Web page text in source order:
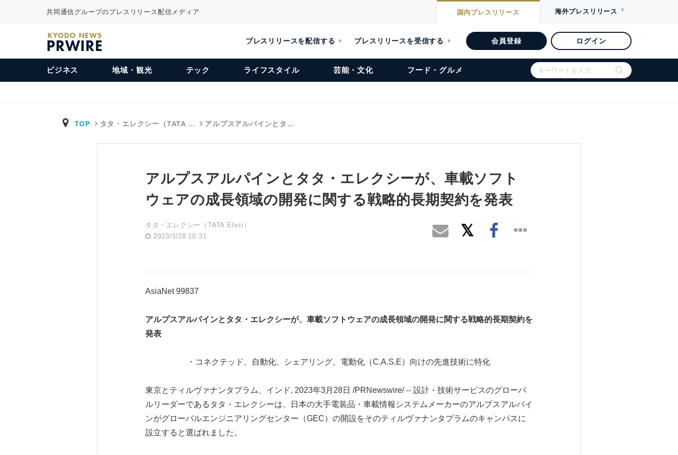
共同通信グループのプレスリリース配信メディア 国内プレスリリース 海外プレスリリース
KYODO NEWS
PRWIRE プレスリリースを配信する プレスリリースを受信する 会員登録 ログイン
ビジネス 地域・観光 テック ライフスタイル 芸能・文化 フード・グルメ
TOP タタ・エレクシー（TATA … アルプスアルパインとタ…
アルプスアルパインとタタ・エレクシーが、車載ソフト
ウェアの成長領域の開発に関する戦略的長期契約を発表
タタ・エレクシー（TATA Elxsi）
2023/3/28 10:31
AsiaNet 99837
アルプスアルパインとタタ・エレクシーが、車載ソフトウェアの成長領域の開発に関する戦略的長期契約を
発表
・コネクテッド、自動化、シェアリング、電動化（C.A.S.E）向けの先進技術に特化
東京とティルヴァナンタプラム、インド, 2023年3月28日 /PRNewswire/ -- 設計・技術サービスのグローバ
ルリーダーであるタタ・エレクシーは、日本の大手電装品・車載情報システムメーカーのアルプスアルパイ
ンがグローバルエンジニアリングセンター（GEC）の開設をそのティルヴァナンタプラムのキャンパスに
設立すると選ばれました。